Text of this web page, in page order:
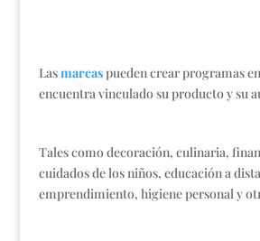
Lasmarcas pueden crear programas
encuentra vinculado su producto y su
Tales como decoración, culinaria,
cuidados de los niños, educación a
emprendimiento, higiene personal y